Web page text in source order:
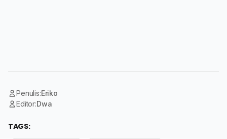
Penulis:Eriko
Editor:Dwa
TAGS: